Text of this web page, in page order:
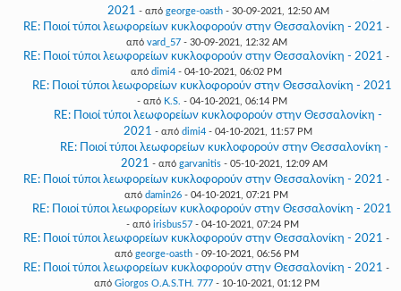
2021 - από george-oasth- 30-09-2021, 12:50 AM
RE: Ποιοί τύποι λεωφορείων κυκλοφορούν στην Θεσσαλονίκη - 2021 -
από vard_57- 30-09-2021, 12:32 AM
RE: Ποιοί τύποι λεωφορείων κυκλοφορούν στην Θεσσαλονίκη - 2021 -
από dimi4 - 04-10-2021, 06:02 PM
RE: Ποιοί τύποι λεωφορείων κυκλοφορούν στην Θεσσαλονίκη - 2021
- από K.S. - 04-10-2021, 06:14 PM
RE: Ποιοί τύποι λεωφορείων κυκλοφορούν στην Θεσσαλονίκη -
2021 - από dimi4 - 04-10-2021, 11:57 PM
RE: Ποιοί τύποι λεωφορείων κυκλοφορούν στην Θεσσαλονίκη -
2021 - από garvanitis- 05-10-2021, 12:09 AM
RE: Ποιοί τύποι λεωφορείων κυκλοφορούν στην Θεσσαλονίκη - 2021 -
από damin26 - 04-10-2021, 07:21 PM
RE: Ποιοί τύποι λεωφορείων κυκλοφορούν στην Θεσσαλονίκη - 2021
- από irisbus57- 04-10-2021, 07:24 PM
RE: Ποιοί τύποι λεωφορείων κυκλοφορούν στην Θεσσαλονίκη - 2021 -
από george-oasth- 09-10-2021, 06:56 PM
RE: Ποιοί τύποι λεωφορείων κυκλοφορούν στην Θεσσαλονίκη - 2021 -
από Giorgos O.A.S.TH. 777- 10-10-2021, 01:12 PM